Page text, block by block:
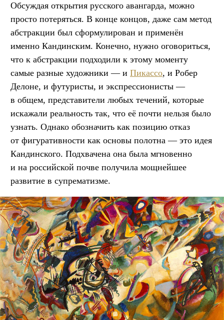
Обсуждая открытия русского авангарда, можно
просто потеряться. В конце концов, даже сам метод
абстракции был сформулирован и применён
именно Кандинским. Конечно, нужно оговориться,
что к абстракции подходили к этому моменту
самые разные художники — и Пикассо, и Робер
Делоне, и футуристы, и экспрессионисты —
в общем, представители любых течений, которые
искажали реальность так, что её почти нельзя было
узнать. Однако обозначить как позицию отказ
от фигуративности как основы полотна — это идея
Кандинского. Подхвачена она была мгновенно
и на российской почве получила мощнейшее
развитие в супрематизме.